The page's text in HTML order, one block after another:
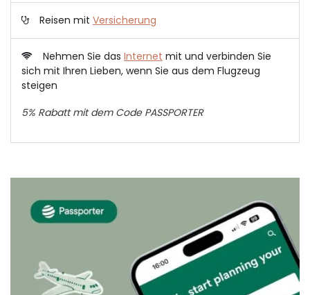
Reisen mit Versicherung
Nehmen Sie das Internet mit und verbinden Sie
sich mit Ihren Lieben, wenn Sie aus dem Flugzeug
steigen
5% Rabatt mit dem Code PASSPORTER